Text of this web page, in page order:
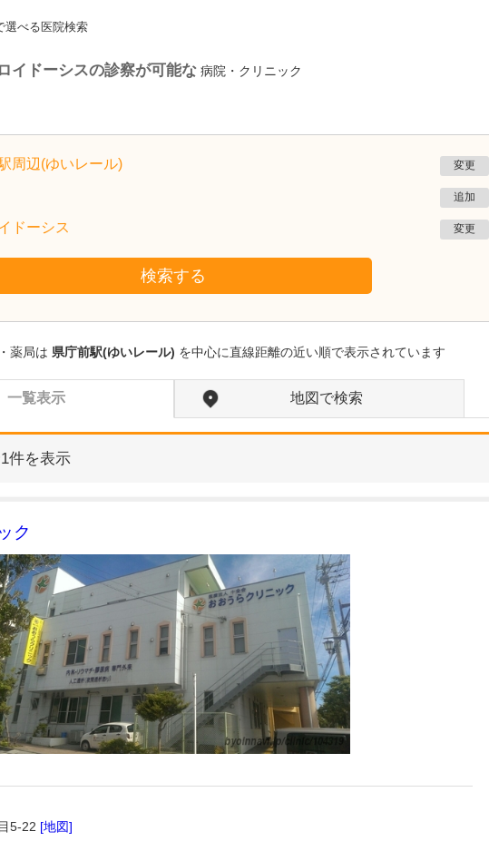
選べる医院検索
イドーシスの診察が可能な 病院・クリニック
周辺(ゆいレール) 変更
追加
ドーシス 変更
検索する
薬局は 県庁前駅(ゆいレール) を中心に直線距離の近い順で表示されています
一覧表示 地図で検索
1件を表示
ク
5-22 [地図]
沖縄県那覇市
友寄クリニック
貴院の特長を教えてください。
当院は常勤医3名の3診体
制に加え、非常勤の先生
外科、消化器内科、肛門
外…